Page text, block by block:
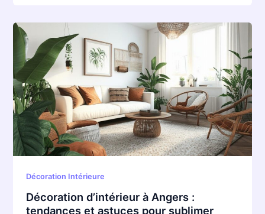
Décoration Intérieure
Décoration d’intérieur à Angers :
tendances et astuces pour sublimer
Décoration
d’intérieur
à
Angers
:
tendances
et
astuces
pour
sublimer
votre